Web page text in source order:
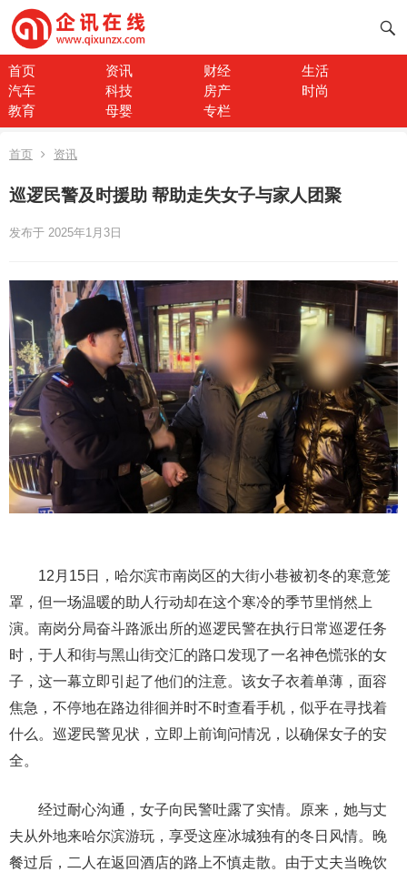
首页 资讯 财经
生活
汽车
科技 房产
时尚
教育
母婴 专栏
首页 资讯
巡逻民警及时援助 帮助走失女子与家人团聚
发布于 2025年1月3日
12月15日，哈尔滨市南岗区的大街小巷被初冬的寒意笼
罩，但一场温暖的助人行动却在这个寒冷的季节里悄然上
演。南岗分局奋斗路派出所的巡逻民警在执行日常巡逻任务
时，于人和街与黑山街交汇的路口发现了一名神色慌张的女
子，这一幕立即引起了他们的注意。该女子衣着单薄，面容
焦急，不停地在路边徘徊并时不时查看手机，似乎在寻找着
什么。巡逻民警见状，立即上前询问情况，以确保女子的安
全。
经过耐心沟通，女子向民警吐露了实情。原来，她与丈
夫从外地来哈尔滨游玩，享受这座冰城独有的冬日风情。晚
餐过后，二人在返回酒店的路上不慎走散。由于丈夫当晚饮